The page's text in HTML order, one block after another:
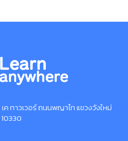
ค ทาวเวอร์ ถนนพญาไท แขวงวังใหม่